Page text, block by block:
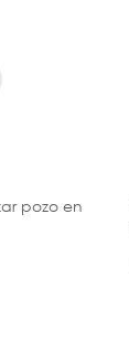
pozo en